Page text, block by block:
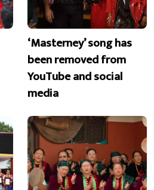
‘Masterney’ song has
been removed from
YouTube and social
media